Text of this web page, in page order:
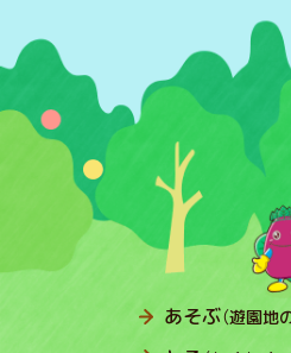
あそぶ（遊園地